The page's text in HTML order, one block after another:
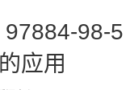
98-5
应用